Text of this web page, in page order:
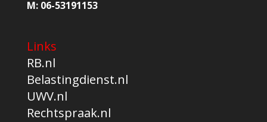
M: 06-53191153
Links
RB.nl
Belastingdienst.nl
UWV.nl
Rechtspraak.nl